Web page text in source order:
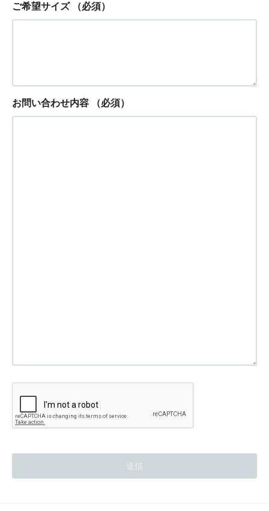
ご希望サイズ （必須）
お問い合わせ内容 （必須）